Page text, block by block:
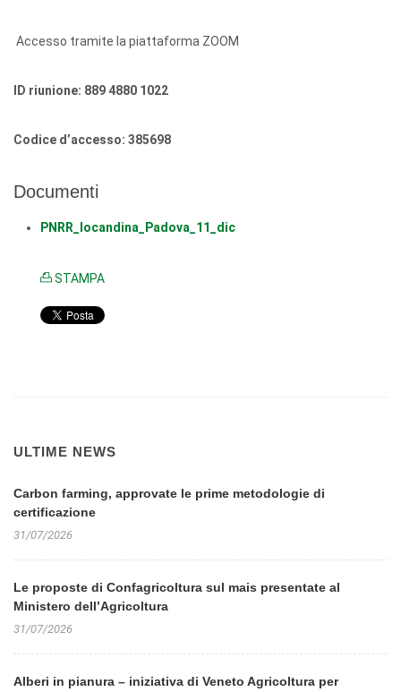
Accesso tramite la piattaforma ZOOM
ID riunione: 889 4880 1022
Codice d’accesso: 385698
Documenti
PNRR_locandina_Padova_11_dic
STAMPA
ULTIME NEWS
Carbon farming, approvate le prime metodologie di
certificazione
31/07/2026
Le proposte di Confagricoltura sul mais presentate al
Ministero dell’Agricoltura
31/07/2026
Alberi in pianura – iniziativa di Veneto Agricoltura per